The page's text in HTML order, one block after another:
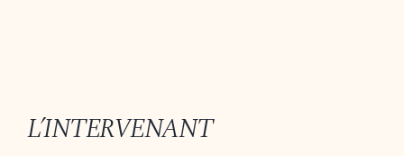
L’INTERVENANT